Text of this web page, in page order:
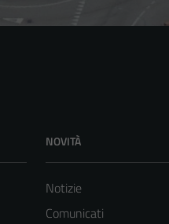
NOVITÀ
Notizie
Comunicati